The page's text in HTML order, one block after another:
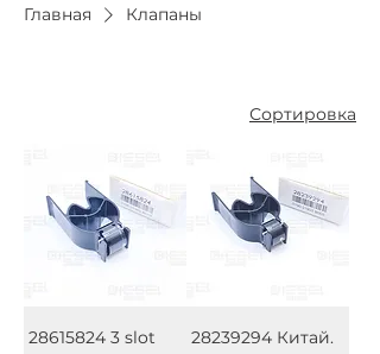
Главная Клапаны
Сортировка
28615824 3 slot
28239294 Китай.